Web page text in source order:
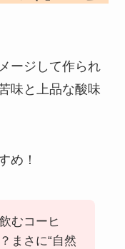
ージして作られ
味と上品な酸味
め！
むコーヒ
まさに“自然